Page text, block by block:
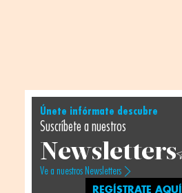
Únete infórmate descubre
Suscríbete a nuestros
Newsletters
Ve a nuestros Newsletters
REGÍSTRATE AQUÍ